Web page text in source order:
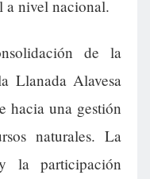
a nivel nacional.
de la
Llanada Alavesa
hacia una gestión
naturales. La
la participación